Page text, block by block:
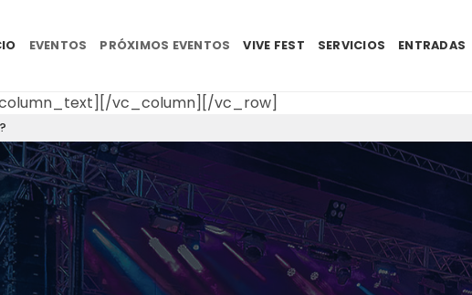
EVENTOS PRÓXIMOS EVENTOS VIVE FEST SERVICIOS ENTRADAS
vc_column][/vc_row]